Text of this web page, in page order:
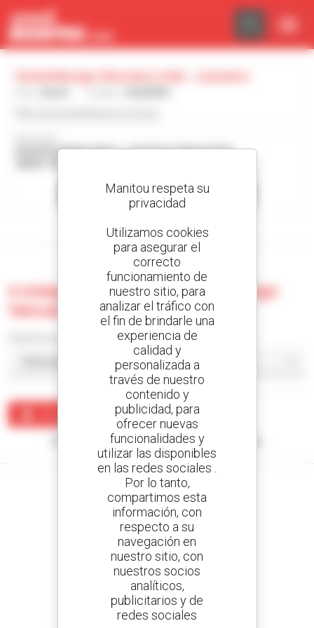
RODOVIA BR407-KM11 - DISTRITO INDUSTRIAL
Contactar con el concesionario
Mostrar filtros de búsqueda
0 máquina usada en Gotemburgo
Veiculos Ltda - Juazeiro
Crear una alerta
Ningún resultado corresponde con su búsqueda.
Cree sus alertas
y reciba anuncios de equipos de ocasión
800 concesionarios
Manitou por todo el mundo
Panel de gestión de cookies
Manitou respeta su
privacidad
Utilizamos cookies
para asegurar el
correcto
funcionamiento de
nuestro sitio, para
analizar el tráfico con
el fin de brindarle una
experiencia de
calidad y
personalizada a
través de nuestro
contenido y
publicidad, para
ofrecer nuevas
funcionalidades y
utilizar las disponibles
en las redes sociales .
Por lo tanto,
compartimos esta
información, con
respecto a su
navegación en
nuestro sitio, con
nuestros socios
analíticos,
publicitarios y de
redes sociales